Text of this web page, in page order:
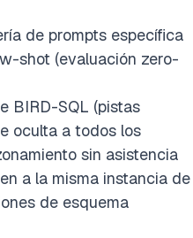
de prompts específica
shot (evaluación zero-
BIRD-SQL (pistas
oculta a todos los
sin asistencia
a la misma instancia de
de esquema